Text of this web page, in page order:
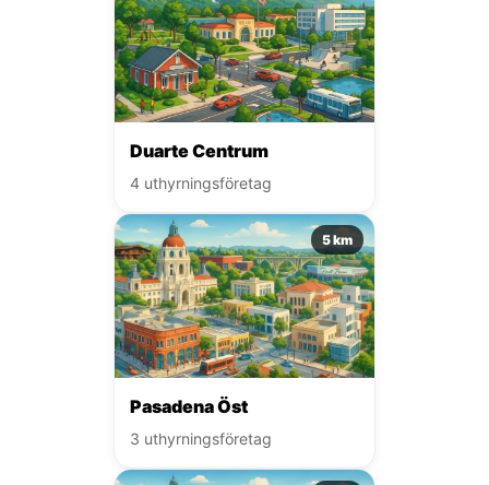
Duarte Centrum
4 uthyrningsföretag
5 km
Pasadena Öst
3 uthyrningsföretag